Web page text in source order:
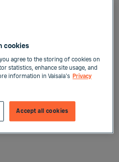
cookies
agree to the storing of cookies on
statistics, enhance site usage, and
information in Vaisala's Privacy
Accept all cookies